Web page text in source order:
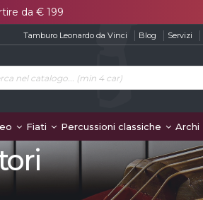
da € 199
Tamburo Leonardo da Vinci Blog Servizi
Fiati Percussioni classiche Archi